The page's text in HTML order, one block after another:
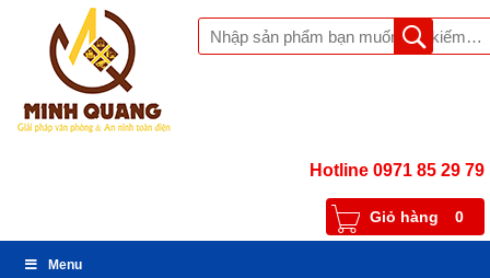
Hotline 0971 85 29 79
Giỏ hàng 0
Menu